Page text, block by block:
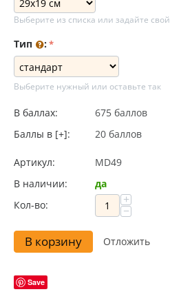
Выберите из списка или задайте свой
Тип :
Выберите нужный или оставьте так
В баллах:
675 баллов
Баллы в [+]:
20 баллов
Артикул:
MD49
В наличии:
да
Кол-во:
+
−
В корзину Отложить
Save